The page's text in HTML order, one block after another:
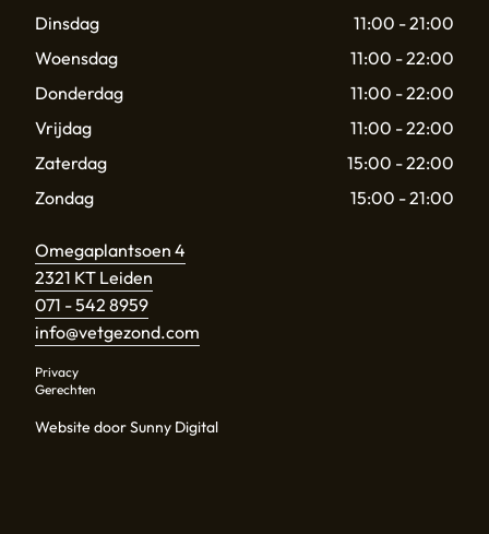
Dinsdag
11:00 - 21:00
Woensdag
11:00 - 22:00
Donderdag
11:00 - 22:00
Vrijdag
11:00 - 22:00
Zaterdag
15:00 - 22:00
Zondag
15:00 - 21:00
Omegaplantsoen 4
2321 KT Leiden
071 - 542 8959
info@vetgezond.com
Privacy
Gerechten
Website door Sunny Digital